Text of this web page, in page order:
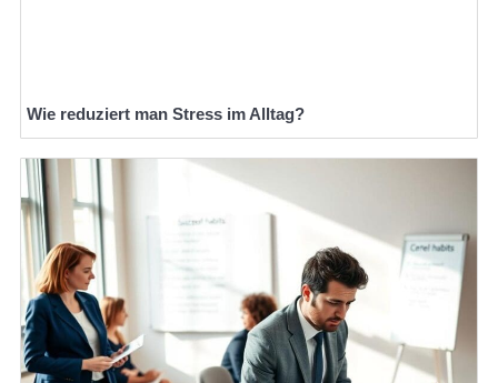
Wie reduziert man Stress im Alltag?